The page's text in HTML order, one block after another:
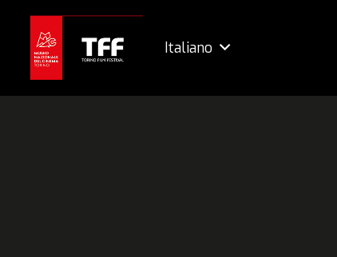
Italiano